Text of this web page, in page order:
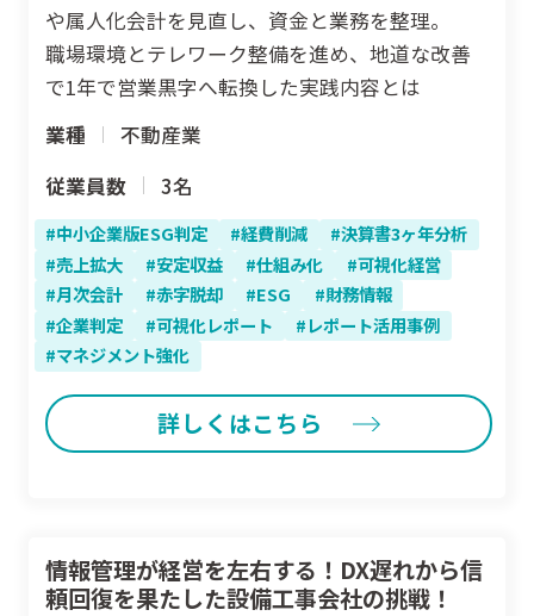
や属人化会計を見直し、資金と業務を整理。
職場環境とテレワーク整備を進め、地道な改善
で1年で営業黒字へ転換した実践内容とは
業種
不動産業
従業員数
3名
中小企業版ESG判定 経費削減
決算書3ヶ年分析
売上拡大
安定収益 仕組み化
可視化経営
月次会計
赤字脱却 ESG
財務情報
企業判定
可視化レポート
レポート活用事例
マネジメント強化
詳しくはこちら
情報管理が経営を左右する！DX遅れから信
頼回復を果たした設備工事会社の挑戦！